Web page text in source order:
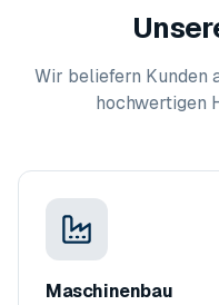
Wir beliefern Kunden
hochwertigen
Maschinenbau